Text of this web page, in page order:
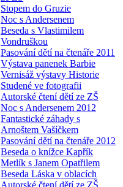
Stopem do Gruzie
Noc s Andersenem
Beseda s Vlastimilem
Vondruškou
Pasování dětí na čtenáře 2011
Výstava panenek Barbie
Vernisáž výstavy Historie
Studené ve fotografii
Autorské čtení dětí ze ZŠ
Noc s Andersenem 2012
Fantastické záhady s
Arnoštem Vašíčkem
Pasování dětí na čtenáře 2012
Beseda o knížce Kapřík
Metlík s Janem Opatřilem
Beseda Láska v oblacích
Autorské čtení dětí ze ZŠ